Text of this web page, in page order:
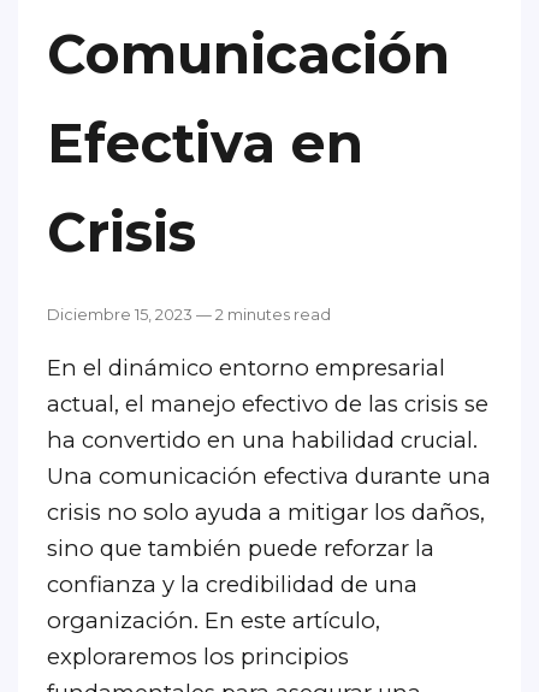
Comunicación
Efectiva en
Crisis
Diciembre 15, 2023 — 2 minutes read
En el dinámico entorno empresarial
actual, el manejo efectivo de las crisis se
ha convertido en una habilidad crucial.
Una comunicación efectiva durante una
crisis no solo ayuda a mitigar los daños,
sino que también puede reforzar la
confianza y la credibilidad de una
organización. En este artículo,
exploraremos los principios